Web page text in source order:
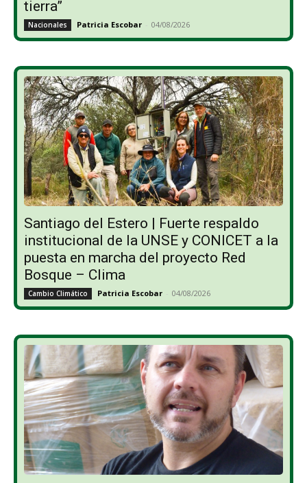
tierra”
Nacionales Patricia Escobar - 04/08/2026
Santiago del Estero | Fuerte respaldo
institucional de la UNSE y CONICET a la
puesta en marcha del proyecto Red
Bosque – Clima
Cambio Climático Patricia Escobar - 04/08/2026